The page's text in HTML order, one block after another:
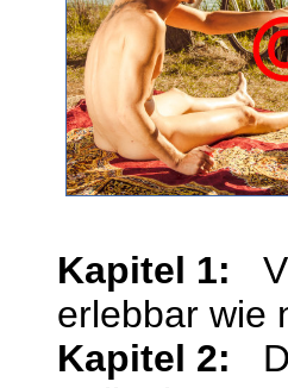
Kapitel 1:
erlebbar wie
Kapitel 2: